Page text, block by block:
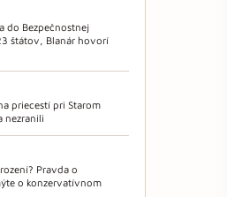
do Bezpečnostnej
štátov, Blanár hovorí
priecestí pri Starom
nezranili
Pravda o
o konzervatívnom